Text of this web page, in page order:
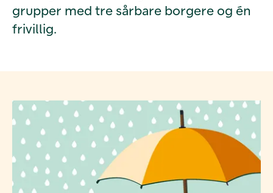
grupper med tre sårbare borgere og én
frivillig.